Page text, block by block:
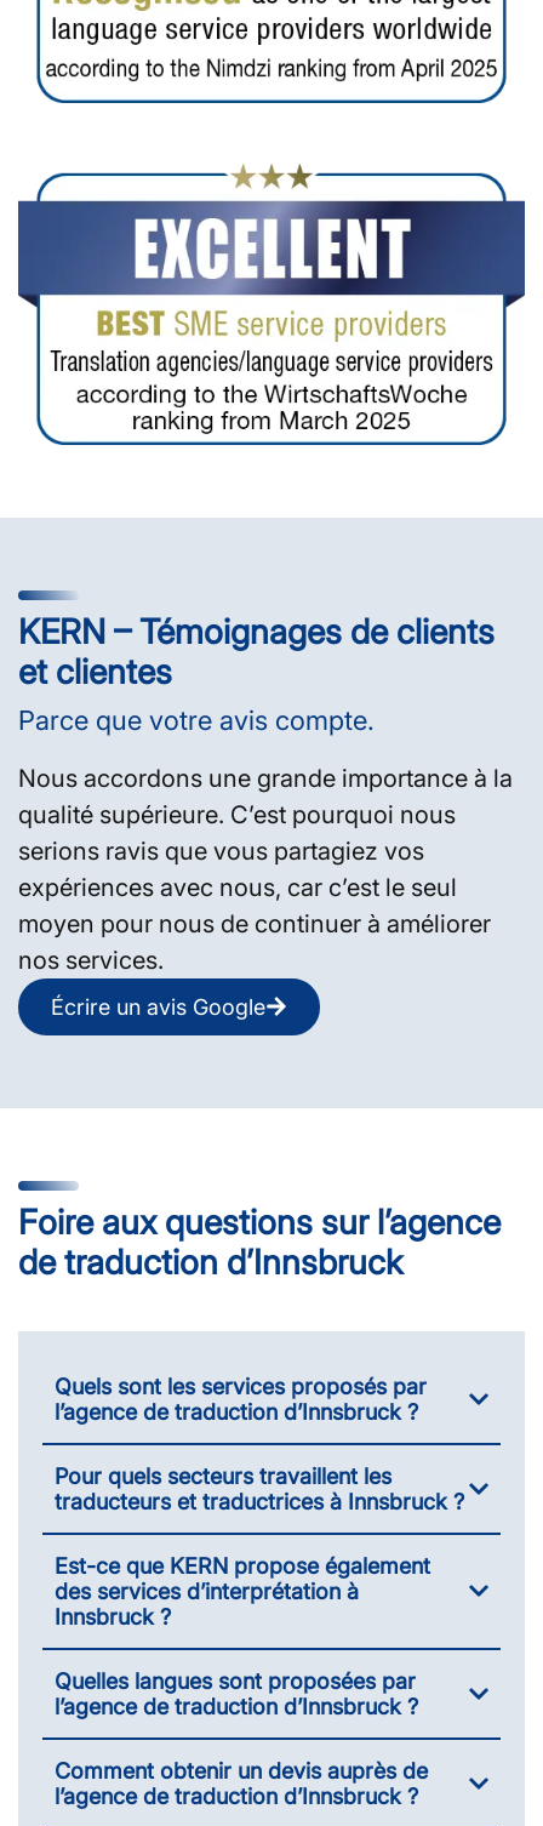
KERN – Témoignages de clients
et clientes
Parce que votre avis compte.
Nous accordons une grande importance à la
qualité supérieure. C’est pourquoi nous
serions ravis que vous partagiez vos
expériences avec nous, car c’est le seul
moyen pour nous de continuer à améliorer
nos services.
Écrire un avis Google
Foire aux questions sur l’agence
de traduction d’Innsbruck
Quels sont les services proposés par
l’agence de traduction d’Innsbruck ?
Pour quels secteurs travaillent les
traducteurs et traductrices à Innsbruck ?
Est-ce que KERN propose également
des services d’interprétation à
Innsbruck ?
Quelles langues sont proposées par
l’agence de traduction d’Innsbruck ?
Comment obtenir un devis auprès de
l’agence de traduction d’Innsbruck ?